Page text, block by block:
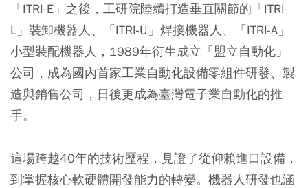
「ITRI-E」之後，工研院陸續打造垂直關節的「ITRI-
L」裝卸機器人、「ITRI-U」焊接機器人、「ITRI-A」
小型裝配機器人，1989年衍生成立「盟立自動化」
公司，成為國內首家工業自動化設備零組件研發、製
造與銷售公司，日後更成為臺灣電子業自動化的推
手。
這場跨越40年的技術歷程，見證了從仰賴進口設備，
到掌握核心軟硬體開發能力的轉變。機器人研發也涵